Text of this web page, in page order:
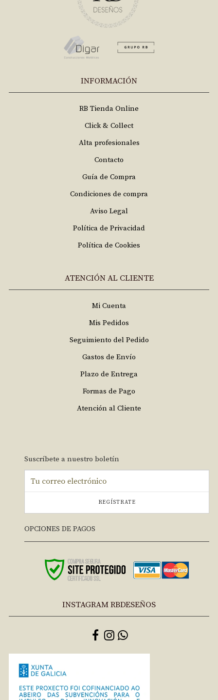
INFORMACIÓN
RB Tienda Online
Click & Collect
Alta profesionales
Contacto
Guía de Compra
Condiciones de compra
Aviso Legal
Política de Privacidad
Política de Cookies
ATENCIÓN AL CLIENTE
Mi Cuenta
Mis Pedidos
Seguimiento del Pedido
Gastos de Envío
Plazo de Entrega
Formas de Pago
Atención al Cliente
Suscríbete a nuestro boletín
REGÍSTRATE
OPCIONES DE PAGOS
INSTAGRAM RBDESEÑOS